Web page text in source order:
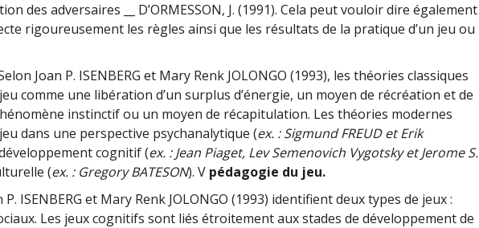
des adversaires __ D’ORMESSON, J. (1991). Cela peut vouloir dire également
rigoureusement les règles ainsi que les résultats de la pratique d’un jeu ou
Joan P. ISENBERG et Mary Renk JOLONGO (1993), les théories classiques
comme une libération d’un surplus d’énergie, un moyen de récréation et de
instinctif ou un moyen de récapitulation. Les théories modernes
dans une perspective psychanalytique (ex. : Sigmund FREUD et Erik
cognitif (ex. : Jean Piaget, Lev Semenovich Vygotsky et Jerome S.
(ex. : Gregory BATESON). V pédagogie du jeu.
P. ISENBERG et Mary Renk JOLONGO (1993) identifient deux types de jeux :
Les jeux cognitifs sont liés étroitement aux stades de développement de